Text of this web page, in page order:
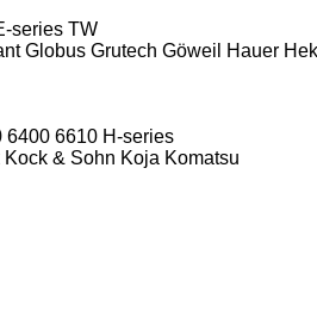
series TW
Globus Grutech Göweil Hauer
6400 6610 H-series
Kock & Sohn Koja Komatsu